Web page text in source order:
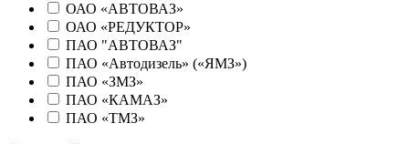
ОАО «АВТОВАЗ»
ОАО «РЕДУКТОР»
ПАО "АВТОВАЗ"
ПАО «Автодизель» («ЯМЗ»)
ПАО «ЗМЗ»
ПАО «КАМАЗ»
ПАО «ТМЗ»